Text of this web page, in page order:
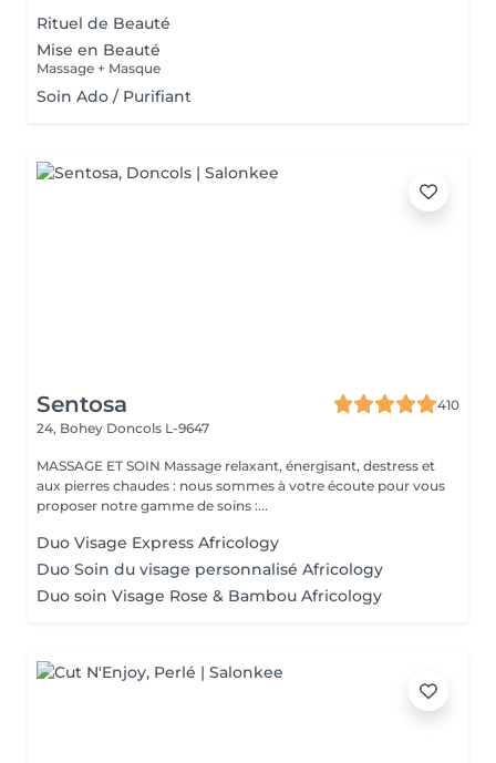
Rituel de Beauté
Mise en Beauté
Massage + Masque
Soin Ado / Purifiant
Sentosa
410
24, Bohey Doncols L-9647
MASSAGE ET SOIN Massage relaxant, énergisant, destress et
aux pierres chaudes : nous sommes à votre écoute pour vous
proposer notre gamme de soins :...
Duo Visage Express Africology
Duo Soin du visage personnalisé Africology
Duo soin Visage Rose & Bambou Africology